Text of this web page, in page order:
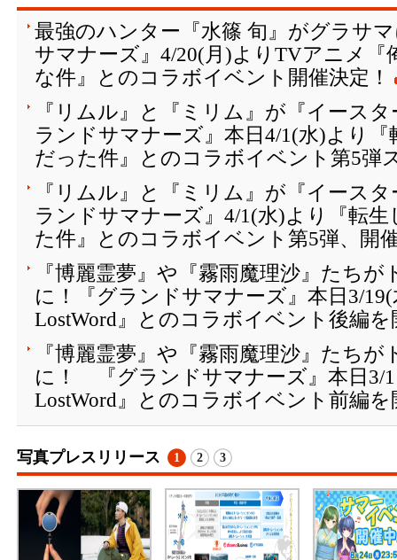
最強のハンター『水篠 旬』がグラサ
サマナーズ』4/20(月)よりTVアニメ
な件』とのコラボイベント開催決定！
『リムル』と『ミリム』が『イース
ランドサマナーズ』本日4/1(水)より
だった件』とのコラボイベント第5弾
『リムル』と『ミリム』が『イース
ランドサマナーズ』4/1(水)より『転
た件』とのコラボイベント第5弾、開
『博麗霊夢』や『霧雨魔理沙』たち
に！『グランドサマナーズ』本日3/
LostWord』とのコラボイベント後編を
『博麗霊夢』や『霧雨魔理沙』たち
に！ 『グランドサマナーズ』本日3/
LostWord』とのコラボイベント前編を
写真プレスリリース 1 2 3